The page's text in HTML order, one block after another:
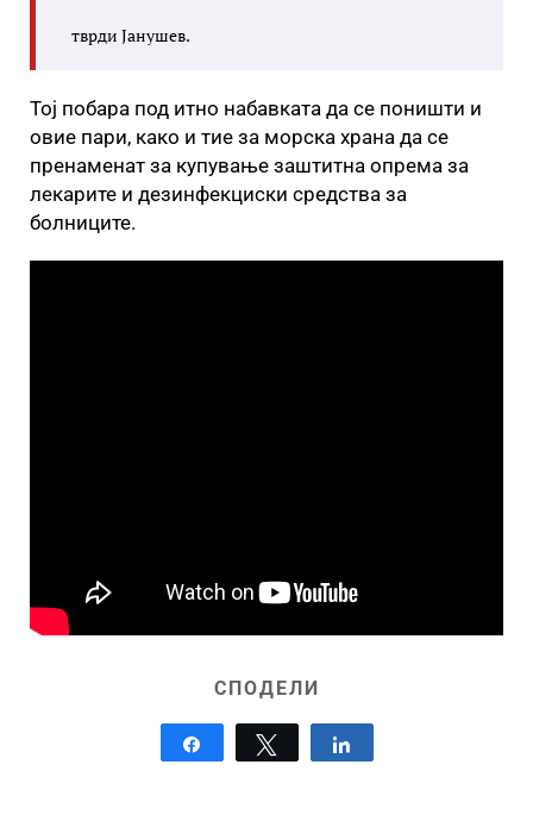
тврди Јанушев.
Тој побара под итно набавката да се поништи и
овие пари, како и тие за морска храна да се
пренаменат за купување заштитна опрема за
лекарите и дезинфекциски средства за
болниците.
СПОДЕЛИ
Tweet